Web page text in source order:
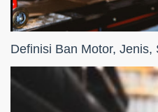
Definisi Ban Motor, Jenis,